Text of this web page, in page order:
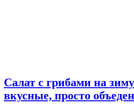
Салат с грибами на
вкусные, просто